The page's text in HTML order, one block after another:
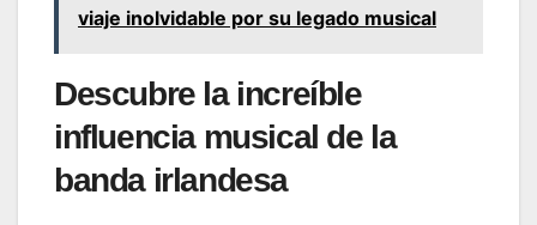
viaje inolvidable por su legado musical
Descubre la increíble
influencia musical de la
banda irlandesa